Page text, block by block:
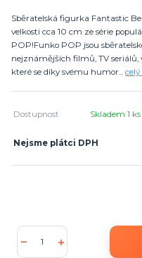
Sběratelská figurka Fantastic
velkosti cca 10 cm ze série
POP!Funko POP jsou
nejznámějších filmů, TV seriálů,
které se díky svému humor... celý
Dostupnost Skladem 1 ks
Nejsme plátci DPH